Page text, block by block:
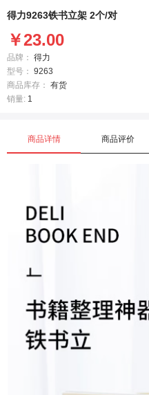
得力9263铁书立架 2个/对
￥23.00
品牌： 得力
型号： 9263
商品库存： 有货
销量: 1
商品详情 商品评价